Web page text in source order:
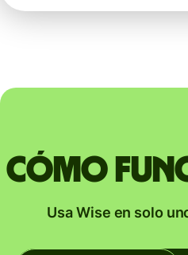
Cómo
Usa Wise en solo